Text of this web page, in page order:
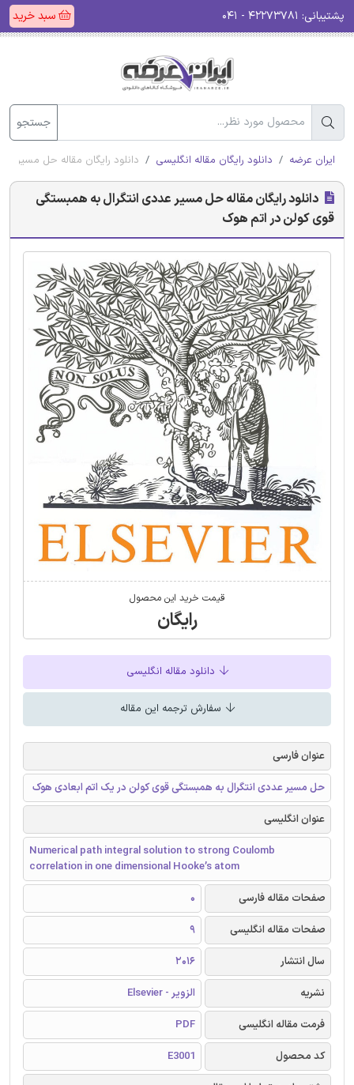
پشتیبانی: سبد خرید
جستجو
ایران عرضه دانلود رایگان مقاله انگلیسی دانلود رایگان مقاله حل مسیر
دانلود رایگان مقاله حل مسیر عددی انتگرال به همبستگی
قوی کولن در اتم هوک
قیمت خرید این محصول
رایگان
دانلود مقاله انگلیسی
سفارش ترجمه این مقاله
عنوان فارسی
حل مسیر عددی انتگرال به همبستگی قوی کولن در یک اتم ابعادی هوک
عنوان انگلیسی
Numerical path integral solution to strong Coulomb
correlation in one dimensional Hooke’s atom
صفحات مقاله فارسی
0
صفحات مقاله انگلیسی
9
سال انتشار
2016
نشریه
الزویر - Elsevier
فرمت مقاله انگلیسی
PDF
کد محصول
E3001